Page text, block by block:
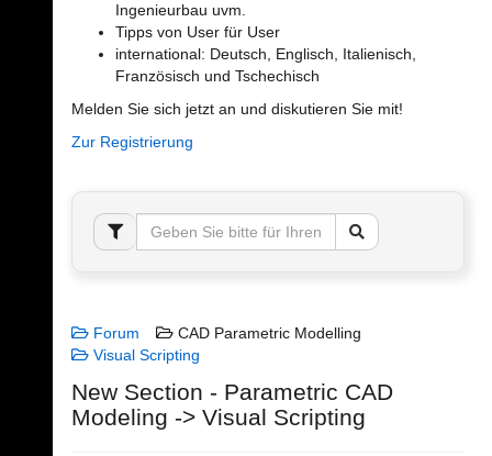
Ingenieurbau uvm.
Tipps von User für User
international: Deutsch, Englisch, Italienisch,
Französisch und Tschechisch
Melden Sie sich jetzt an und diskutieren Sie mit!
Zur Registrierung
Forum
CAD Parametric Modelling
Visual Scripting
New Section - Parametric CAD
Modeling -> Visual Scripting